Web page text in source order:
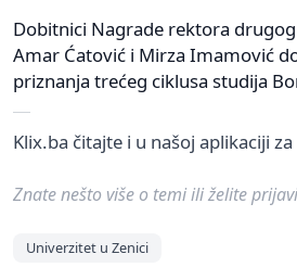
Dobitnici Nagrade rektora
Amar Ćatović i Mirza Imamović
priznanja trećeg ciklusa studija
Klix.ba čitajte i u našoj aplikaciji za
Znate nešto više o temi ili želite
Univerzitet u Zenici